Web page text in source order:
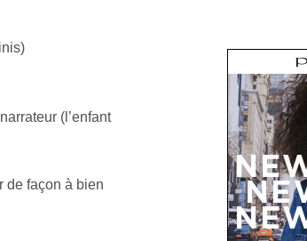
(l’enfant
de façon à bien